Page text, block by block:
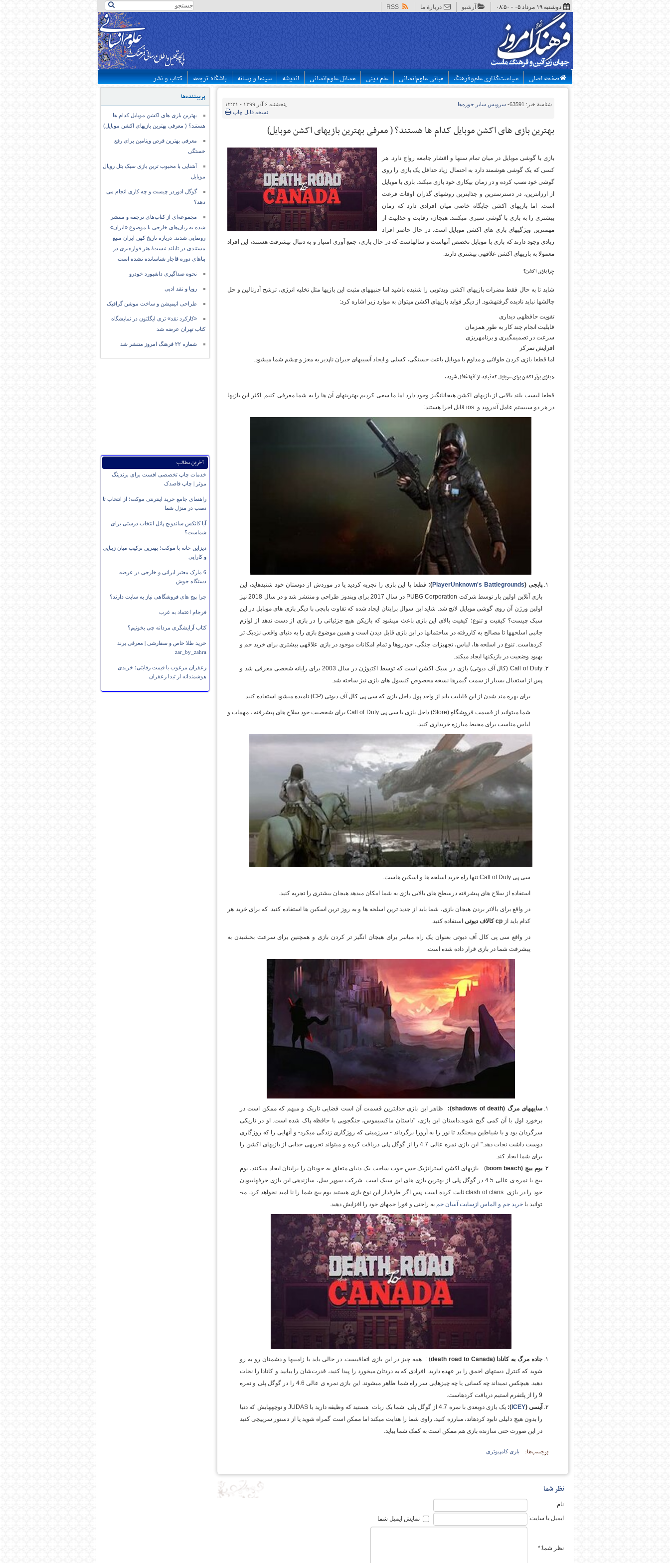
دوشنبه ۱۹ مرداد ۰۵ - ۰۸:۵۰ آرشیو دربارهٔ ما RSS
پایگاه اطلاع رسانی فرهنگ
صفحه اصلی سیاست‌گذاری علم‌وفرهنگ مبانی علوم‌انسانی علم دینی مسائل علوم‌انسانی اندیشه سینما و رسانه باشگاه ترجمه کتاب و نشر
پربیننده‌ها
بهترین بازی های اکشن موبایل کدام ها
هستند؟ ( معرفی بهترین بازیهای اکشن موبایل)
معرفی بهترین قرص ویتامین برای رفع
خستگی
آشنایی با محبوب ترین بازی سبک بتل رویال
موبایل
گوگل ادوردز چیست و چه کاری انجام می
دهد؟
مجموعه‌ای از کتاب‌های ترجمه و منتشر
شده به زبان‌های خارجی با موضوع «ایران»
رونمایی شدند: درباره تاریخ کهن ایران منبع
مستندی در تایلند نیست/ هنر قواره‌بری در
بناهای دوره قاجار شناسانده نشده است
نحوه صداگیری داشبورد خودرو
رویا و نقد ادبی
طراحی انیمیشن و ساخت موشن گرافیک
«کارکرد نقد» تری ایگلتون در نمایشگاه
کتاب تهران عرضه شد
شماره ۲۲ فرهنگ امروز منتشر شد
آخرین مطالب
خدمات چاپ تخصصی افست برای برندینگ
موثر | چاپ قاصدک
راهنمای جامع خرید اینترنتی موکت؛ از انتخاب تا
نصب در منزل شما
آیا کانکس ساندویچ پانل انتخاب درستی برای
شماست؟
دیزاین خانه با موکت؛ بهترین ترکیب میان زیبایی
و کارایی
6 مارک معتبر ایرانی و خارجی در عرضه
دستگاه جوش
چرا پیج های فروشگاهی نیاز به سایت دارند؟
فرجام اعتماد به غرب
کتاب آرایشگری مردانه چی بخونیم؟
خرید طلا خاص و سفارشی | معرفی برند
zar_by_zahra
زعفران مرغوب با قیمت رقابتی؛ خریدی
هوشمندانه از تیدا زعفران
پنجشنبه ۶ آذر ۱۳۹۹ - ۱۲:۳۱ شناسهٔ خبر: 63591 - سرویس سایر حوزه‌ها
نسخه قابل چاپ
بهترین بازی های اکشن موبایل کدام ها هستند؟ ( معرفی بهترین بازیهای اکشن موبایل)
بازی با گوشی موبایل در میان تمام سن­ها و اقشار جامعه رواج دارد. هر
کسی که یک گوشی هوشمند دارد به احتمال زیاد حداقل یک بازی را روی
گوشی خود نصب کرده و در زمان بیکاری خود بازی می­کند. بازی با موبایل
از ارزان­ترین، در دسترس­ترین و جذاب­ترین روش­های گذران اوقات فرغت
است. اما بازی­های اکشن جایگاه خاصی میان افرادی دارد که زمان
بیشتری را به بازی با گوشی سپری می­کنند. هیجان، رقابت و جذابیت از
مهمترین ویژگی­های بازی های اکشن موبایل است. در حال حاضر افراد
زیادی وجود دارند که بازی با موبایل تخصص آن­هاست و سال­هاست که در حال بازی، جمع آوری امتیاز و به دنبال پیشرفت هستند، این افراد
معمولا به بازی­های اکشن علاقه­ی بیشتری دارند.
چرا بازی اکشن؟
شاید تا به حال فقط مضرات بازی­های اکشن ویدئویی را شنیده باشید اما جنبه­های مثبت این بازی­ها مثل تخلیه انرژی، ترشح آدرنالین و حل
چالش­ها نباید نادیده گرفته­شود. از دیگر فواید بازی­های اکشن می­توان به موارد زیر اشاره کرد:
تقویت حافظه­ی دیداری
قابلیت انجام چند کار به طور هم­زمان
سرعت در تصمیم­گیری و برنامه­ریزی
افزایش تمرکز
اما قطعا بازی کردن طولانی و مداوم با موبایل باعث خستگی، کسلی و ایجاد آسیب­های جبران­ ناپذیر به مغز و چشم شما می­شود.
5 بازی برتر اکشن برای موبایل که نباید از آن­ها غافل شوید.
قطعا لیست بلند بالایی از بازی­های اکشن هیجان­انگیز وجود دارد اما ما سعی کردیم بهترین­های آن ها را به شما معرفی کنیم. اکثر این بازی­ها
در هر دو سیستم عامل آندروید و ios قابل اجرا هستند:
پابجی (PlayerUnknown's Battlegrounds
): قطعا یا این بازی را تجربه کردید یا در موردش از دوستان خود شنیده­اید، این
بازی آنلاین اولین بار توسط شرکت PUBG Corporation
در سال 2017 برای ویندوز طراحی و منتشر شد و در سال 2018 نیز
اولین ورژن آن روی گوشی موبایل لانچ شد. شاید این سوال برایتان ایجاد شده که تفاوت پابجی با دیگر بازی های موبایل در این
سبک چیست؟ کیفیت و تنوع؛ کیفیت بالای این بازی باعث می­شود که بازیکن هیچ جزئیاتی را در بازی از دست ندهد از لوازم
جانبی اسلحه­ها تا مصالح به کاررفته در ساختمان­ها در این بازی قابل دیدن است و همین موضوع بازی را به دنیای واقعی نزدیک تر
کرده­است. تنوع در اسلحه ها، لباس، تجهیزات جنگی، خودروها و تمام امکانات موجود در بازی علاقه­ی بیشتری برای خرید جم و
بهبود وضعیت در بازیکن­ها ایجاد می­کند.
Call of Duty
(کال آف دیوتی) بازی در سبک اکشن است که توسط اکتیوژن در سال 2003 برای رایانه شخصی معرفی شد و
پس از استقبال بسیار از سمت گیمرها نسخه مخصوص کنسول های بازی نیز ساخته شد.
برای بهره مند شدن از این قابلیت باید از واحد پول داخل بازی که سی پی کال آف دیوتی (CP) نامیده میشود استفاده کنید.
شما میتوانید از قسمت فروشگاهِ (Store) داخل بازی با سی پیCall of Dutyبرای شخصیت خود سلاح های پیشرفته ، مهمات و
لباس مناسب برای محیط مبارزه خریداری کنید.
سی پی Call of Duty تنها راه خرید اسلحه ها و اسکین هاست.
استفاده از سلاح های پیشرفته درسطح های بالایی بازی به شما امکان میدهد هیجان بیشتری را تجربه کنید.
در واقع برای بالاتر بردن هیجان بازی، شما باید از جدید ترین اسلحه ها و به روز ترین اسکین ها استفاده کنید. که برای خرید هر
کدام باید از cpکالاف دیوتی استفاده کنید.
در واقع سی پی کال آف دیوتی بعنوان یک راه میانبر برای هیجان انگیز تر کردن بازی و همچنین برای سرعت بخشیدن به
پیشرفت شما در بازی قرار داده شده است.
سایه­های مرگ (shadows of death
):
ظاهر این بازی جذاب­ترین قسمت آن است فضایی تاریک و مبهم که ممکن است در
برخورد اول با آن کمی گیج شوید.داستان این بازی، "داستان ماکسیموس، جنگجویی با حافظه پاک شده است. او در تاریکی
سرگردان بود و با شیاطین می­جنگید تا نور را به آرورا برگرداند - سرزمینی که روزگاری زندگی می­کرد- و آنهایی را که روزگاری
دوست داشت نجات دهد." این بازی نمره عالی 4.7 را از گوگل پلی دریافت کرده و می­تواند تجربه­ی جذابی از بازی­های اکشن را
برای شما ایجاد کند.
بوم بیچ (boom beach) : بازی­های اکشن استراتژیک حس خوب ساخت یک دنیای متعلق به خودتان را برایتان ایجاد می­کنند، بوم
بیچ با نمره ی عالی 4.5 در گوگل پلی از بهترین بازی های این سبک است. شرکت سوپر سل، سازنده­ی این بازی حرفه­ای­بودن
خود را در بازی clash of clansثابت کرده است. پس اگر طرفدار این نوع بازی هستید بوم بیچ شما را نا امید نخواهد کرد. می­
توانید با خرید جم و الماس ازسایت آسان جم به راحتی و فورا جم­های خود را افزایش دهید.
جاده مرگ به کانادا (death road to Canada) : همه چیز در این بازی اتفاقی­ست. در حالی باید با زامبی­ها و دشمنان رو به رو
شوید که کنترل دسته­ای احمق را بر عهده دارید. افرادی که به دردتان می­خورد را پیدا کنید، قدرت‌شان را بیابید و کانادا را نجات
دهید. هیچکس نمی­داند چه کسانی یا چه چیزهایی سر راه شما ظاهر می­شوند. این بازی نمره ی عالی 4.6 را در گوگل پلی و نمره
9 را از پلتفرم استیم دریافت کرده­است.
آیسی (ICEY
):یک بازی دوبعدی با نمره 4.7 از گوگل پلی. شما یک ربات هستید که وظیفه دارید با JUDAS و نوچه­هایش که دنیا
را بدون هیچ دلیلی نابود کرده­اند، مبارزه کنید. راوی شما را هدایت می­کند اما ممکن است گمراه شوید یا از دستور سرپیچی کنید
در این صورت حتی سازنده بازی هم ممکن است به کمک شما بیاید.
برچسب‌ها: بازی کامپیوتری
نظر شما
نام:
ایمیل یا سایت:
نمایش ایمیل شما
نظر شما:*